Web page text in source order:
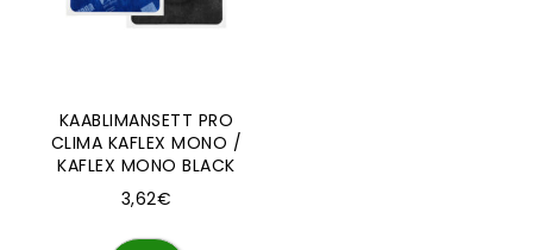
KAABLIMANSETT PRO
CLIMA KAFLEX MONO /
KAFLEX MONO BLACK
3,62€